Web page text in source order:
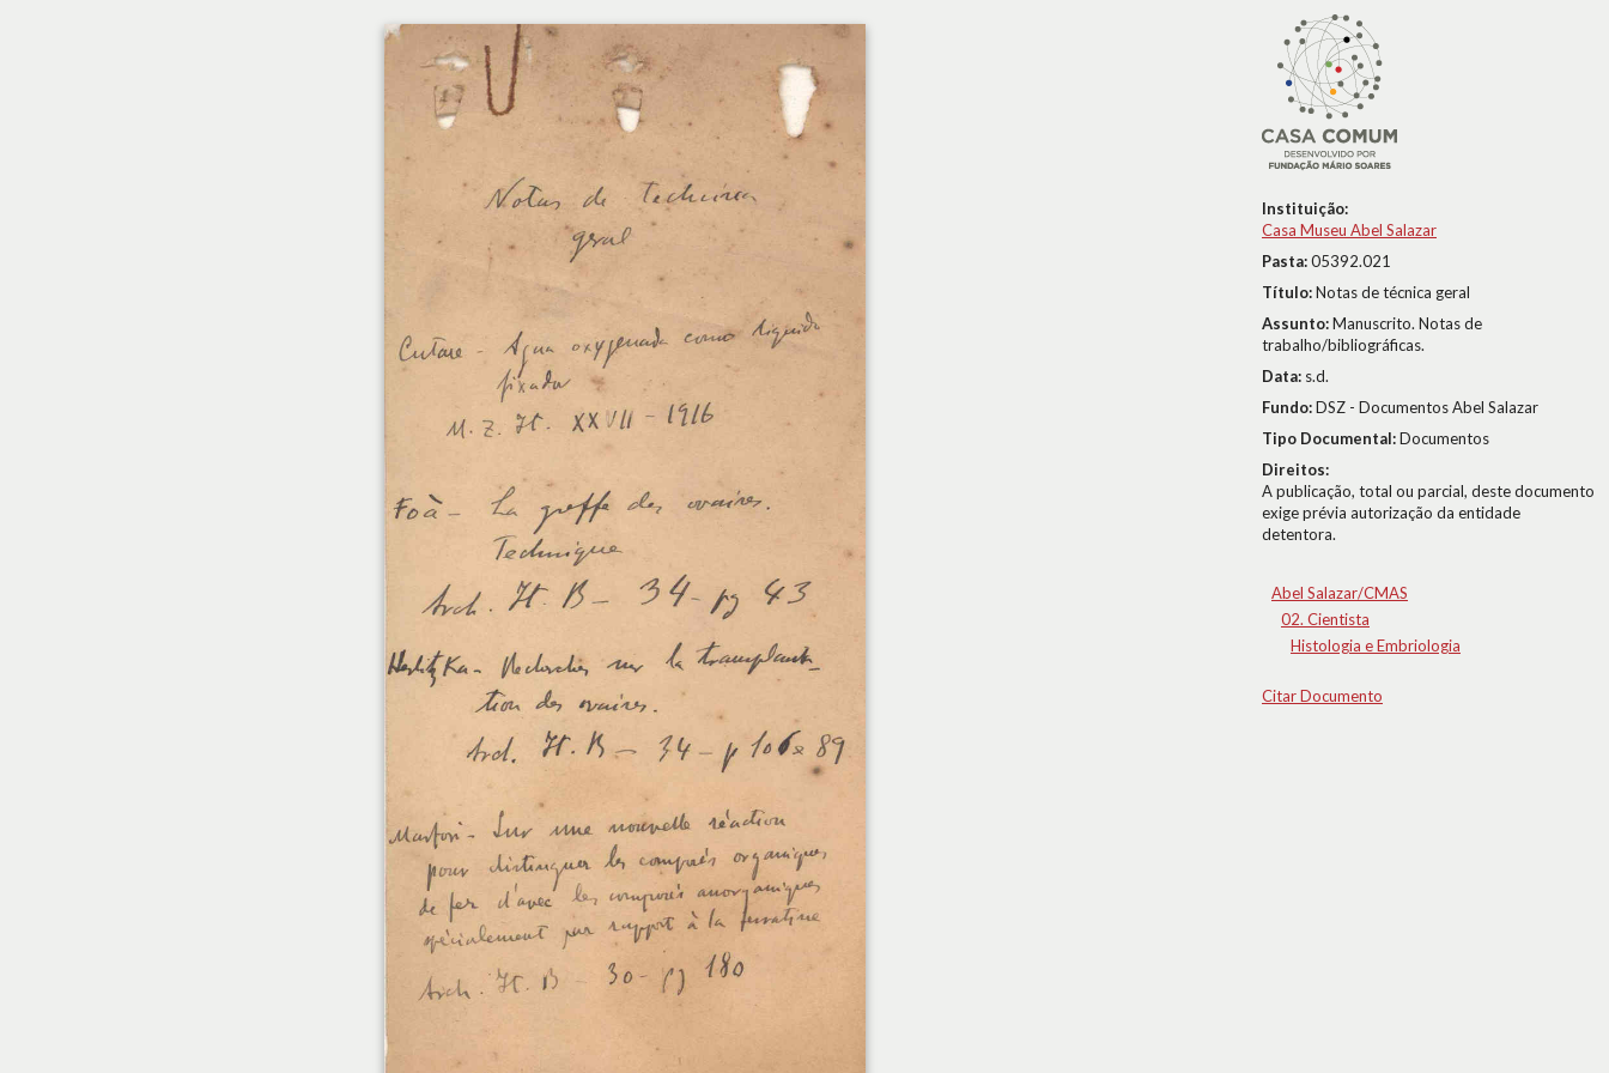
Instituição:
Casa Museu Abel Salazar
Pasta:05392.021
Título:Notas de técnica geral
Assunto:Manuscrito. Notas de
trabalho/bibliográficas.
Data: s.d.
Fundo:DSZ - Documentos Abel Salazar
Tipo Documental:Documentos
Direitos:
A publicação, total ou parcial, deste documento
exige prévia autorização da entidade
detentora.
Abel Salazar/CMAS
02. Cientista
Histologia e Embriologia
Citar Documento